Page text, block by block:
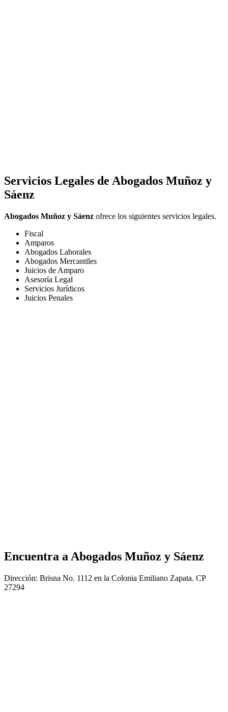
Servicios Legales de Abogados Muñoz y
Sáenz
Abogados Muñoz y Sáenz ofrece los siguientes servicios legales.
Fiscal
Amparos
Abogados Laborales
Abogados Mercantiles
Juicios de Amparo
Asesoría Legal
Servicios Jurídicos
Juicios Penales
Encuentra a Abogados Muñoz y Sáenz
Dirección: Brisna No. 1112 en la Colonia Emiliano Zapata. CP
27294